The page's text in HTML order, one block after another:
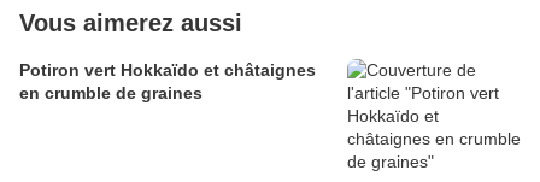
Vous aimerez aussi
Potiron vert Hokkaïdo et châtaignes
en crumble de graines